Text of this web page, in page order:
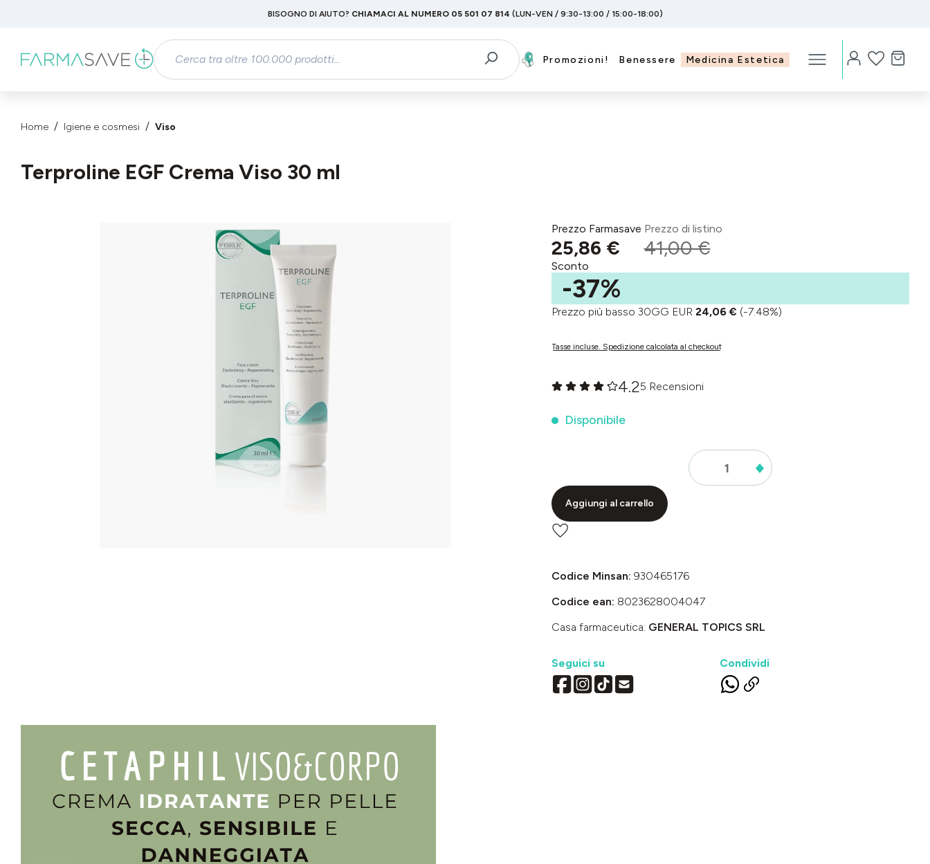
Passa alla navigazione principale
BISOGNO DI AIUTO? CHIAMACI AL NUMERO 05 501 07 814 (LUN-VEN / 9:30-13:00 / 15:00-18:00)
Promozioni! Benessere Medicina Estetica
Home Igiene e cosmesi Viso
Terproline EGF Crema Viso 30 ml
Prezzo Farmasave
25,86 €
Prezzo di listino
41,00 €
Sconto
-37%
Prezzo più basso 30GG EUR 24,06 € (-7.48%)
Tasse incluse. Spedizione calcolata al checkout
4.25 Recensioni
Disponibile
Aggiungi al carrello
Codice Minsan: 930465176
Codice ean: 8023628004047
Casa farmaceutica: GENERAL TOPICS SRL
Seguici su Condividi